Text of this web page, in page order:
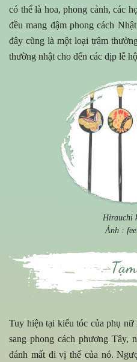
có thể là hoa, phong cảnh, các
đều mang đậm phong cách
đây cũng là một loại trâm
thường nhật cho đến các dịp lễ
Hirauchi
Ảnh :
Tuy hiện tại kiểu tóc của phụ
sang phong cách phương Tây,
đánh mất đi vị thế của nó.